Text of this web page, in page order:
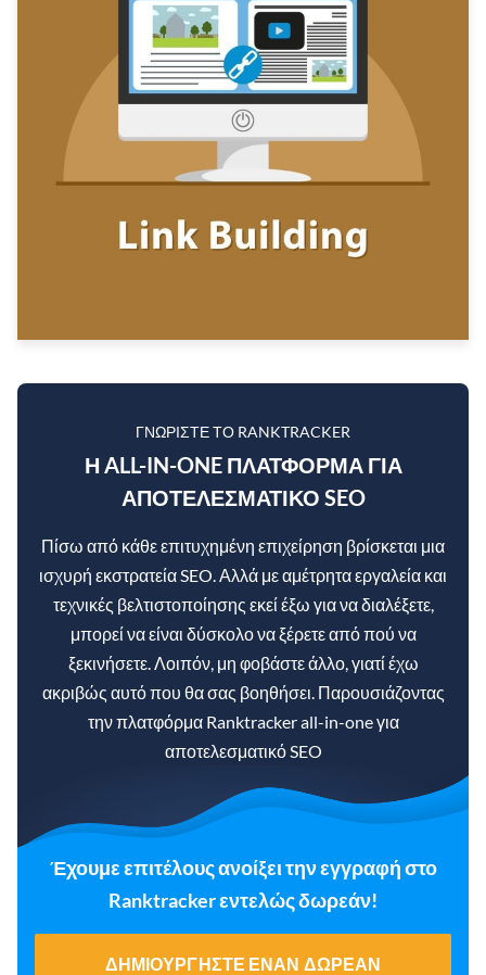
ΓΝΩΡΊΣΤΕ ΤΟ RANKTRACKER
Η ALL-IN-ONE ΠΛΑΤΦΌΡΜΑ ΓΙΑ
ΑΠΟΤΕΛΕΣΜΑΤΙΚΌ SEO
Πίσω από κάθε επιτυχημένη επιχείρηση βρίσκεται μια
ισχυρή εκστρατεία SEO. Αλλά με αμέτρητα εργαλεία και
τεχνικές βελτιστοποίησης εκεί έξω για να διαλέξετε,
μπορεί να είναι δύσκολο να ξέρετε από πού να
ξεκινήσετε. Λοιπόν, μη φοβάστε άλλο, γιατί έχω
ακριβώς αυτό που θα σας βοηθήσει. Παρουσιάζοντας
την πλατφόρμα Ranktracker all-in-one για
αποτελεσματικό SEO
Έχουμε επιτέλους ανοίξει την εγγραφή στο
Ranktracker εντελώς δωρεάν!
ΔΗΜΙΟΥΡΓΉΣΤΕ ΈΝΑΝ ΔΩΡΕΆΝ